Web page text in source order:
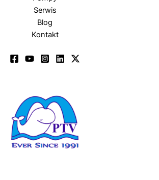
Serwis
Blog
Kontakt